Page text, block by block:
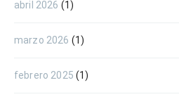
abril 2026 (1)
marzo 2026 (1)
febrero 2025 (1)